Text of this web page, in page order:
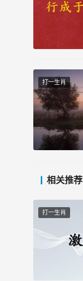
打一生肖
相关推荐
打一生肖